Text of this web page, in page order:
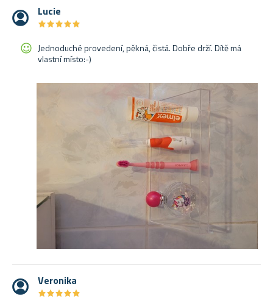
Lucie
★★★★★
★★★★★
Jednoduché provedení, pěkná, čistá. Dobře drží. Dítě má
vlastní místo:-)
Veronika
★★★★★
★★★★★